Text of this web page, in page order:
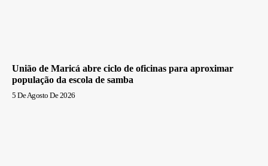
União de Maricá abre ciclo de oficinas para aproximar
população da escola de samba
5 De Agosto De 2026